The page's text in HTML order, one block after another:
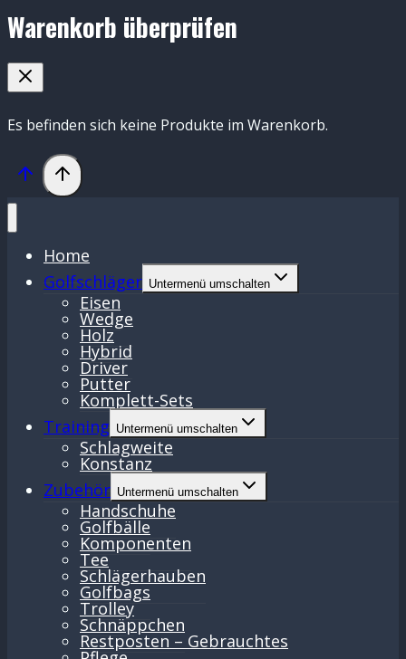
Warenkorb überprüfen
Es befinden sich keine Produkte im Warenkorb.
Home
Golfschläger Untermenü umschalten
Eisen
Wedge
Holz
Hybrid
Driver
Putter
Komplett-Sets
Training Untermenü umschalten
Schlagweite
Konstanz
Zubehör Untermenü umschalten
Handschuhe
Golfbälle
Komponenten
Tee
Schlägerhauben
Golfbags
Trolley
Schnäppchen
Restposten – Gebrauchtes